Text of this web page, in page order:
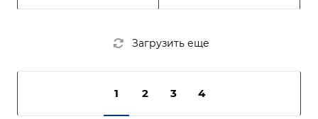
Загрузить еще
1 2 3 4